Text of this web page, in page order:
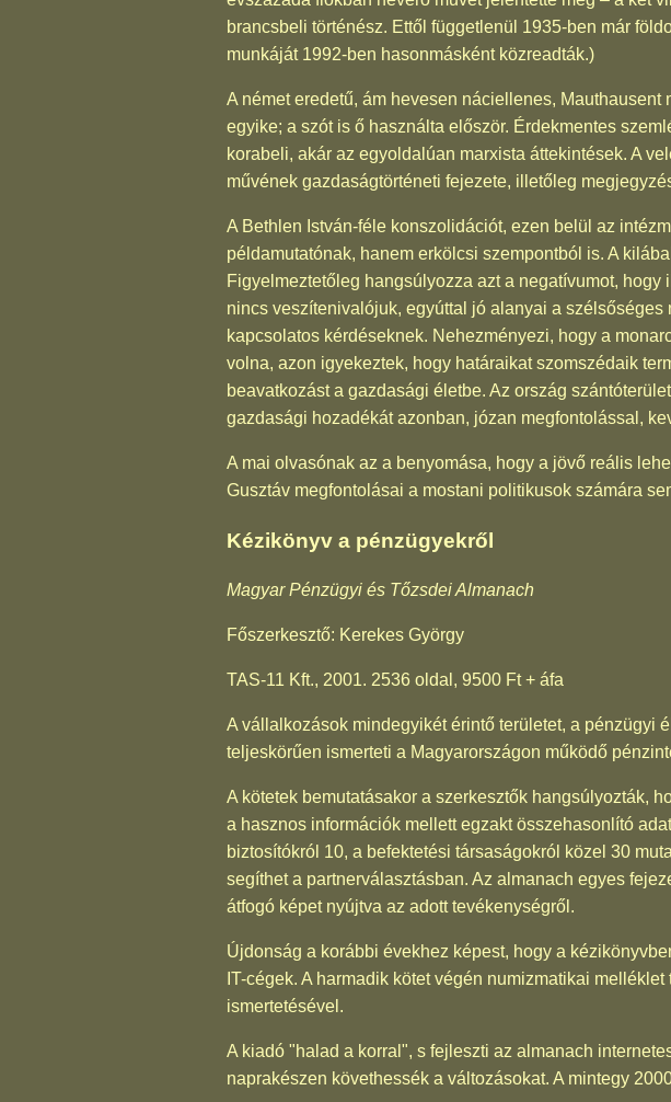
brancsbeli történész. Ettől függetlenül 1935-ben már
munkáját 1992-ben hasonmásként közreadták.)
A német eredetű, ám hevesen náciellenes,
egyike; a szót is ő használta először. Érdekmentes
korabeli, akár az egyoldalúan marxista áttekintések. A
művének gazdaságtörténeti fejezete, illetőleg
A Bethlen István-féle konszolidációt, ezen belül az
példamutatónak, hanem erkölcsi szempontból is. A
Figyelmeztetőleg hangsúlyozza azt a negatívumot,
nincs veszítenivalójuk, egyúttal jó alanyai a
kapcsolatos kérdéseknek. Nehezményezi, hogy a
volna, azon igyekeztek, hogy határaikat szomszédaik
beavatkozást a gazdasági életbe. Az ország
gazdasági hozadékát azonban, józan megfontolással,
A mai olvasónak az a benyomása, hogy a jövő reális
Gusztáv megfontolásai a mostani politikusok számára
Kézikönyv a pénzügyekről
Magyar Pénzügyi és Tőzsdei Almanach
Főszerkesztő: Kerekes György
TAS-11 Kft., 2001. 2536 oldal, 9500 Ft + áfa
A vállalkozások mindegyikét érintő területet, a pénzügyi
teljeskörűen ismerteti a Magyarországon működő
A kötetek bemutatásakor a szerkesztők hangsúlyozták,
a hasznos információk mellett egzakt összehasonlító
biztosítókról 10, a befektetési társaságokról közel 30
segíthet a partnerválasztásban. Az almanach egyes
átfogó képet nyújtva az adott tevékenységről.
Újdonság a korábbi évekhez képest, hogy a
IT-cégek. A harmadik kötet végén numizmatikai
ismertetésével.
A kiadó "halad a korral", s fejleszti az almanach
naprakészen követhessék a változásokat. A mintegy